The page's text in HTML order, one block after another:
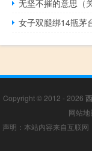
无坚不摧的意思（
Copyright © 2012 - 2026
网站地
声明：本站内容来自互联